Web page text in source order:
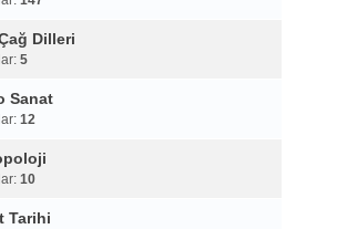
Dilleri
5
Sanat
12
10
Tarihi